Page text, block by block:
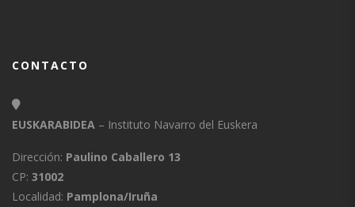
CONTACTO
EUSKARABIDEA – Instituto Navarro del Euskera
Dirección: Paulino Caballero 13
CP: 31002
Localidad: Pamplona/Iruña